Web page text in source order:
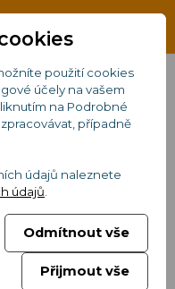
Plat
použití cookies
účely na vašem
na Podrobné
případně
údajů naleznete
údajů
Odmítnout vše
Přijmout vše